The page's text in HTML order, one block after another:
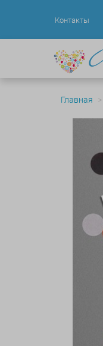
Контакты
Главная